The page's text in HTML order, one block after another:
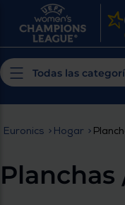
ti y con mejor plazo
Todas las
Euronics > Hogar >
Planchas